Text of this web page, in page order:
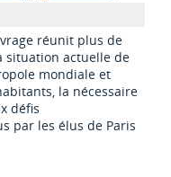
réunit plus de
situation actuelle de
mondiale et
la nécessaire
défis
par les élus de Paris